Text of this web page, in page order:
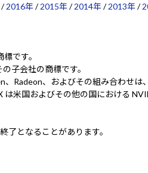
/2016年/2015年/2014年/2013年/
です。
子会社の商標です。
Radeon、およびその組み合わせは
米国およびその他の国における
了となることがあります。